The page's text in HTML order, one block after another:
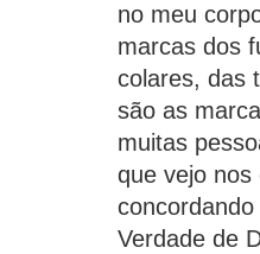
no meu
marcas dos
colares, das
são as
muitas
que vejo nos
Verdade de